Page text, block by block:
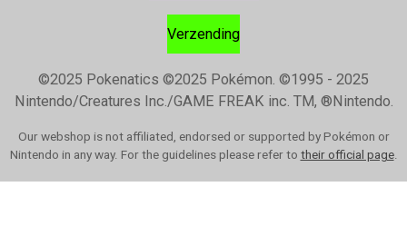
Verzending
©2025 Pokenatics ©2025 Pokémon. ©1995 - 2025
Nintendo/Creatures Inc./GAME FREAK inc. TM, ®Nintendo.
Our webshop is not affiliated, endorsed or supported by Pokémon or
Nintendo in any way. For the guidelines please refer to their official page.